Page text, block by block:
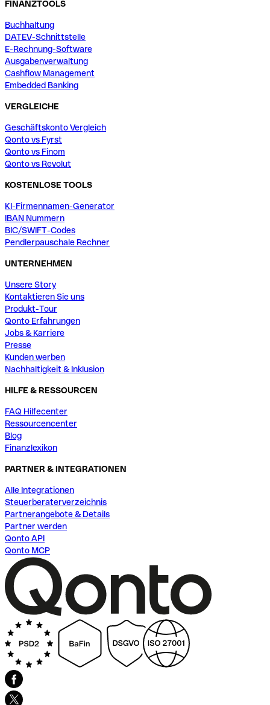
FINANZTOOLS
Buchhaltung
DATEV-Schnittstelle
E-Rechnung-Software
Ausgabenverwaltung
Cashflow Management
Embedded Banking
VERGLEICHE
Geschäftskonto Vergleich
Qonto vs Fyrst
Qonto vs Finom
Qonto vs Revolut
KOSTENLOSE TOOLS
KI-Firmennamen-Generator
IBAN Nummern
BIC/SWIFT-Codes
Pendlerpauschale Rechner
UNTERNEHMEN
Unsere Story
Kontaktieren Sie uns
Produkt-Tour
Qonto Erfahrungen
Jobs & Karriere
Presse
Kunden werben
Nachhaltigkeit & Inklusion
HILFE & RESSOURCEN
FAQ Hilfecenter
Ressourcencenter
Blog
Finanzlexikon
PARTNER & INTEGRATIONEN
Alle Integrationen
Steuerberaterverzeichnis
Partnerangebote & Details
Partner werden
Qonto API
Qonto MCP